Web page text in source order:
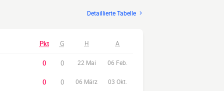
Detaillierte Tabelle
Pkt G H A
0 0 22 Mai 06 Feb.
0 0 06 März 03 Okt.